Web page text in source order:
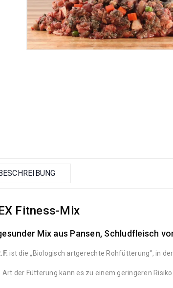
Fitness-Mix
Mix aus Pansen, Schludfleisch
ist die „Biologisch artgerechte Rohfütterung“, in
Art der Fütterung kann es zu einem geringeren